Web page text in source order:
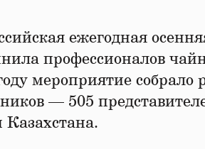
ежегодная
профессионалов
мероприятие собрало
— 505